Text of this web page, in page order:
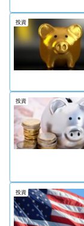
投資
投資
投資